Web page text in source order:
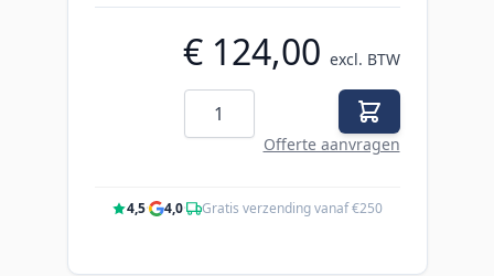
€ 124,00 excl. BTW
Aantal
Offerte aanvragen
4,5· 4,0· Gratis verzending vanaf €250